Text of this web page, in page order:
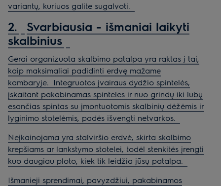
variantų, kuriuos galite sugalvoti.
2.
Svarbiausia - išmaniai laikyti
skalbinius
Gerai organizuota skalbimo patalpa yra raktas į tai,
kaip maksimaliai padidinti erdvę mažame
kambaryje. Integruotos įvairaus dydžio spintelės,
įskaitant pakabinamas spinteles ir nuo grindų iki lubų
esančias spintas su įmontuotomis skalbinių dėžėmis ir
lyginimo stotelėmis, padės išvengti netvarkos.
Neįkainojama yra stalviršio erdvė, skirta skalbimo
krepšiams ar lankstymo stotelei, todėl stenkitės įrengti
kuo daugiau ploto, kiek tik leidžia jūsų patalpa.
Išmanieji sprendimai, pavyzdžiui, pakabinamos